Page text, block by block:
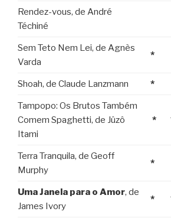
Rendez-vous, de André
Téchiné
Sem Teto Nem Lei, de Agnès
Varda
*
Shoah, de Claude Lanzmann *
Tampopo: Os Brutos Também
Comem Spaghetti, de Jûzô
Itami
*
Terra Tranquila, de Geoff
Murphy
*
Uma Janela para o Amor, de
James Ivory
*